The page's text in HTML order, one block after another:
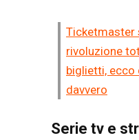
Ticketmaster
rivoluzione
biglietti, ecco
davvero
Serie tv e